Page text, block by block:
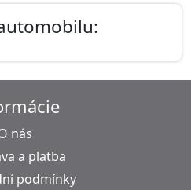
nás
a platba
podmínky